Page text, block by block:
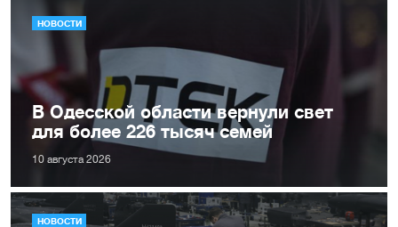
НОВОСТИ
В Одесской области вернули свет
для более 226 тысяч семей
10 августа 2026
НОВОСТИ